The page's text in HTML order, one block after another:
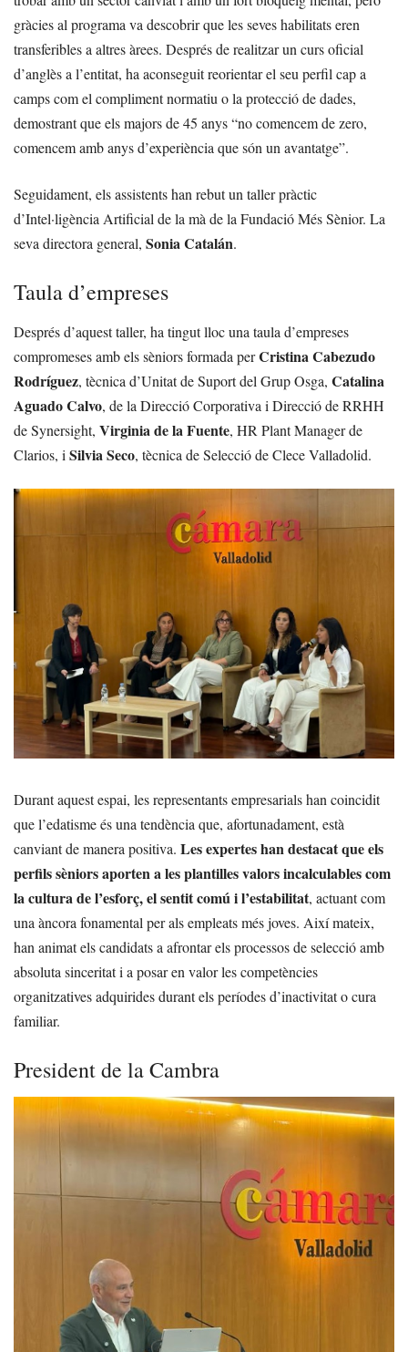
gràcies al programa va descobrir que les seves habilitats eren
transferibles a altres àrees. Després de realitzar un curs oficial
d’anglès a l’entitat, ha aconseguit reorientar el seu perfil cap a
camps com el compliment normatiu o la protecció de dades,
demostrant que els majors de 45 anys “no comencem de zero,
comencem amb anys d’experiència que són un avantatge”.
Seguidament, els assistents han rebut un taller pràctic
d’Intel·ligència Artificial de la mà de la Fundació Més Sènior. La
seva directora general, Sonia Catalán.
Taula d’empreses
Després d’aquest taller, ha tingut lloc una taula d’empreses
compromeses amb els sèniors formada perCristina Cabezudo
Rodríguez, tècnica d’Unitat de Suport del Grup Osga, Catalina
Aguado Calvo, de la Direcció Corporativa i Direcció de RRHH
de Synersight, Virginia de la Fuente, HR Plant Manager de
Clarios, iSilvia Seco, tècnica de Selecció de Clece Valladolid.
Durant aquest espai, les representants empresarials han coincidit
que l’edatisme és una tendència que, afortunadament, està
canviant de manera positiva. Les expertes han destacat que els
perfils sèniors aporten a les plantilles valors incalculables com
la cultura de l’esforç, el sentit comú i l’estabilitat, actuant com
una àncora fonamental per als empleats més joves. Així mateix,
han animat els candidats a afrontar els processos de selecció amb
absoluta sinceritat i a posar en valor les competències
organitzatives adquirides durant els períodes d’inactivitat o cura
familiar.
President de la Cambra